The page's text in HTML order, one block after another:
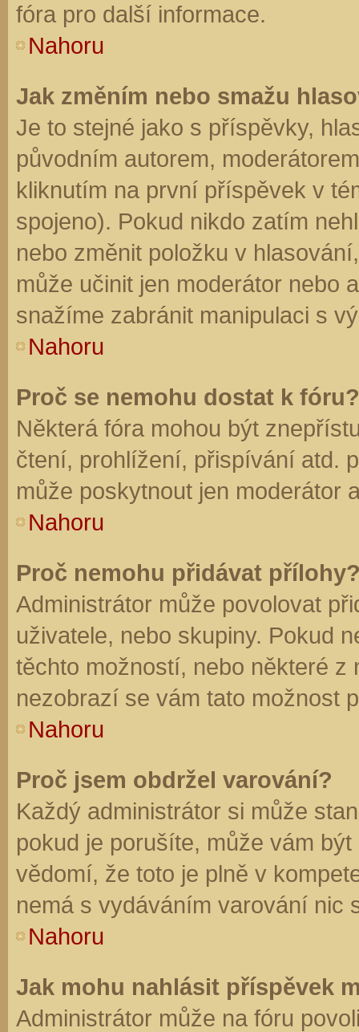
fóra pro další informace.
Nahoru
Jak změním nebo smažu
Je to stejné jako s příspěvky,
původním autorem,
kliknutím na první příspěvek v
spojeno). Pokud nikdo zatím
nebo změnit položku v
může učinit jen moderátor nebo
snažíme zabránit manipulaci s
Nahoru
Proč se nemohu dostat k fóru?
Některá fóra mohou být
čtení, prohlížení, přispívání atd.
může poskytnout jen moderátor
Nahoru
Proč nemohu přidávat
Administrátor může povolovat
uživatele, nebo skupiny. Pokud
těchto možností, nebo některé z
nezobrazí se vám tato možnost
Nahoru
Proč jsem obdržel varování?
Každý administrátor si může
pokud je porušíte, může vám
vědomí, že toto je plně v
nemá s vydáváním varování nic
Nahoru
Jak mohu nahlásit příspěvek
Administrátor může na fóru